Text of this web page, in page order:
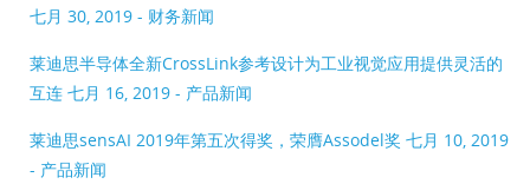
七月 30, 2019 - 财务新闻
莱迪思半导体全新CrossLink参考设计为工业视觉应用提供灵活的
互连 七月 16, 2019 - 产品新闻
莱迪思sensAI 2019年第五次得奖，荣膺Assodel奖 七月 10, 2019
- 产品新闻